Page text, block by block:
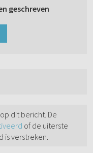
geschreven
dit bericht. De
of de uiterste
is verstreken.